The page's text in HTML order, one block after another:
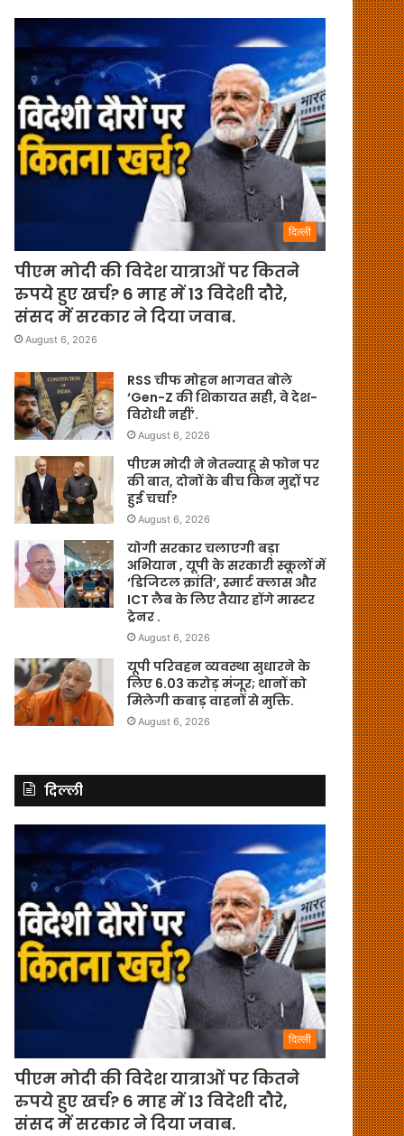
दिल्ली
पीएम मोदी की विदेश यात्राओं पर कितने
रुपये हुए खर्च? 6 माह में 13 विदेशी दौरे,
संसद में सरकार ने दिया जवाब.
August 6, 2026
RSS चीफ मोहन भागवत बोले
‘Gen-Z की शिकायत सही, वे देश-
विरोधी नहीं’.
August 6, 2026
पीएम मोदी ने नेतन्याहू से फोन पर
की बात, दोनों के बीच किन मुद्दों पर
हुई चर्चा?
August 6, 2026
योगी सरकार चलाएगी बड़ा
अभियान , यूपी के सरकारी स्कूलों में
‘डिजिटल क्रांति’, स्मार्ट क्लास और
ICT लैब के लिए तैयार होंगे मास्टर
ट्रेनर .
August 6, 2026
यूपी परिवहन व्यवस्था सुधारने के
लिए 6.03 करोड़ मंजूर; थानों को
मिलेगी कबाड़ वाहनों से मुक्ति.
August 6, 2026
दिल्ली
दिल्ली
पीएम मोदी की विदेश यात्राओं पर कितने
रुपये हुए खर्च? 6 माह में 13 विदेशी दौरे,
संसद में सरकार ने दिया जवाब.